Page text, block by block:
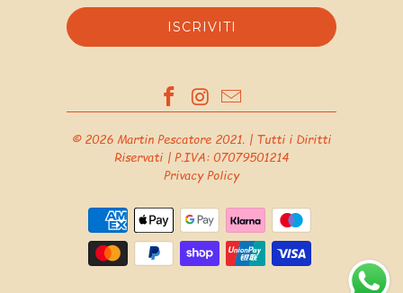
© 2026 Martin Pescatore 2021. | Tutti i Diritti
Riservati | P.IVA: 07079501214
Privacy Policy